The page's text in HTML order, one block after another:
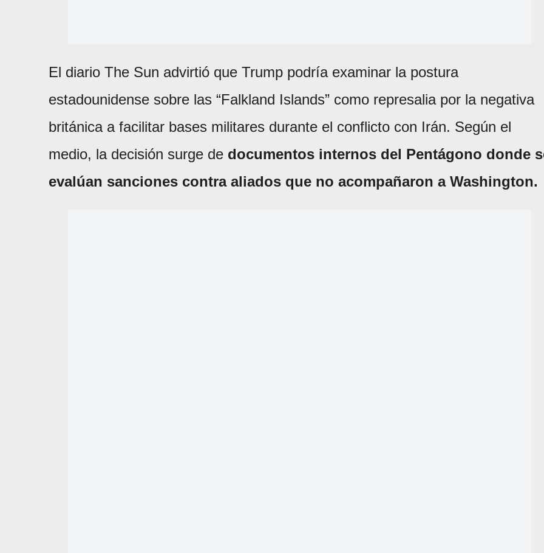
El diario The Sun advirtió que Trump podría examinar la postura
estadounidense sobre las “Falkland Islands” como represalia por la negativa
británica a facilitar bases militares durante el conflicto con Irán. Según el
medio, la decisión surge de documentos internos del Pentágono donde
evalúan sanciones contra aliados que no acompañaron a Washington.